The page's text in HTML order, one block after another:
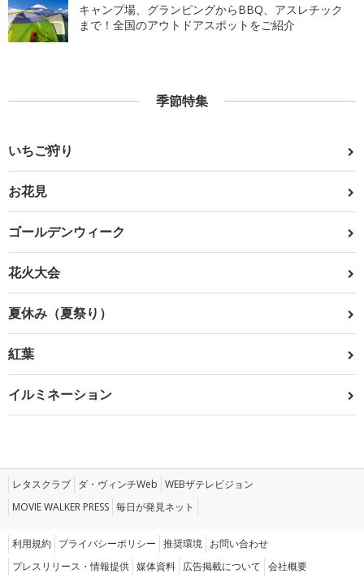
キャンプ場、グランピングからBBQ、アスレチック
まで！全国のアウトドアスポットをご紹介
季節特集
いちご狩り
お花見
ゴールデンウィーク
花火大会
夏休み（夏祭り）
紅葉
イルミネーション
レタスクラブ ダ・ヴィンチWeb WEBザテレビジョン
MOVIE WALKER PRESS 毎日が発見ネット
利用規約 プライバシーポリシー 推奨環境 お問い合わせ
プレスリリース・情報提供 媒体資料 広告掲載について 会社概要